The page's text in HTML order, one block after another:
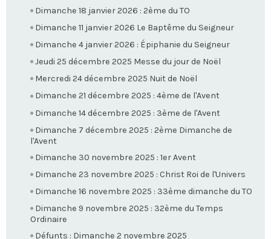
Dimanche 18 janvier 2026 : 2ème du TO
Dimanche 11 janvier 2026 Le Baptême du Seigneur
Dimanche 4 janvier 2026 : Épiphanie du Seigneur
Jeudi 25 décembre 2025 Messe du jour de Noël
Mercredi 24 décembre 2025 Nuit de Noël
Dimanche 21 décembre 2025 : 4ème de l'Avent
Dimanche 14 décembre 2025 : 3ème de l'Avent
Dimanche 7 décembre 2025 : 2ème Dimanche de
l'Avent
Dimanche 30 novembre 2025 : 1er Avent
Dimanche 23 novembre 2025 : Christ Roi de l'Univers
Dimanche 16 novembre 2025 : 33ème dimanche du TO
Dimanche 9 novembre 2025 : 32ème du Temps
Ordinaire
Défunts : Dimanche 2 novembre 2025